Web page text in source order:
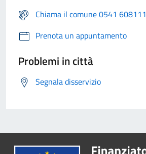
Chiama il comune 0541 608111
Prenota un appuntamento
Problemi in città
Segnala disservizio